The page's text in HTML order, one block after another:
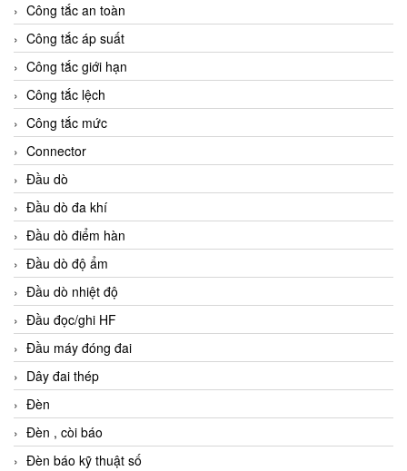
Công tắc an toàn
Công tắc áp suất
Công tắc giới hạn
Công tắc lệch
Công tắc mức
Connector
Đầu dò
Đầu dò đa khí
Đầu dò điểm hàn
Đầu dò độ ẩm
Đầu dò nhiệt độ
Đầu đọc/ghi HF
Đầu máy đóng đai
Dây đai thép
Đèn
Đèn , còi báo
Đèn báo kỹ thuật số